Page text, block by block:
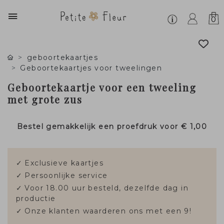
0
geboortekaartjes
Geboortekaartjes voor tweelingen
Geboortekaartje voor een tweeling
met grote zus
Bestel gemakkelijk een proefdruk voor € 1,00
✓ Exclusieve kaartjes
✓ Persoonlijke service
✓ Voor 18.00 uur besteld, dezelfde dag in
productie
✓ Onze klanten waarderen ons met een 9!